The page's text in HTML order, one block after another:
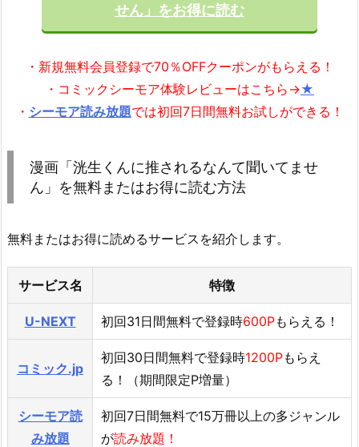
せん」をお得に読む
・新規無料会員登録で70％OFFクーポンがもらえる！
・コミックシーモア体験レビューはこちら→★
・ シーモア読み放題では初回7日間無料お試しができる！
漫画「洸生くんに推されるなんて聞いてませ
ん」を無料またはお得に読む方法
無料またはお得に読めるサービスを紹介します。
サービス名 特徴
U-NEXT 初回31日間無料で登録時600Pもらえる！
コミック.jp
初回30日間無料で登録時1200Pもらえ
る！（期間限定P増量）
シーモア読
み放題
初回7日間無料で15万冊以上の多ジャンル
が読み放題！